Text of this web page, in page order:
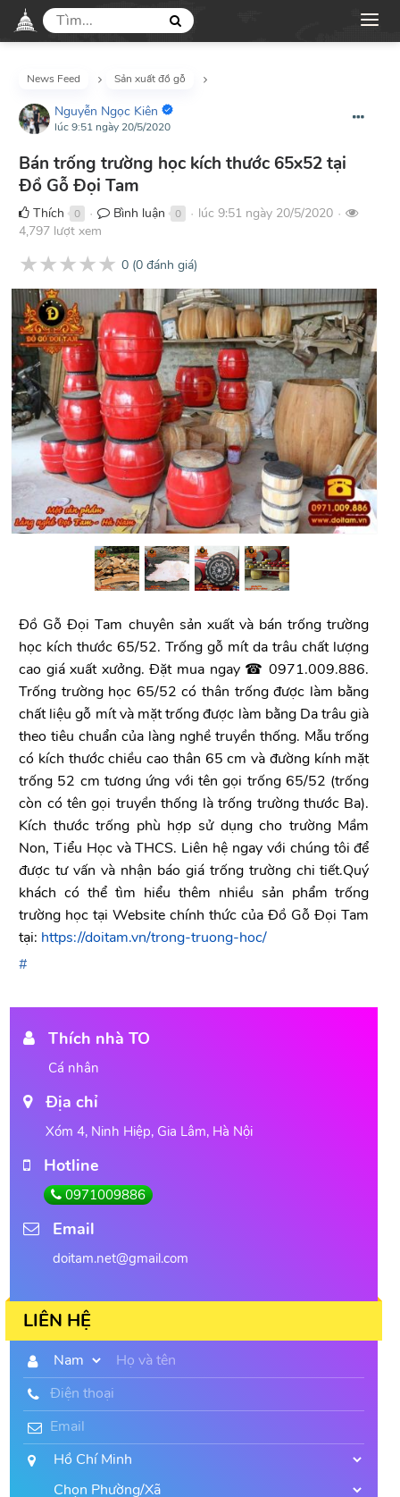
News Feed Sản xuất đồ gỗ
Nguyễn Ngọc Kiên
lúc 9:51 ngày 20/5/2020
Bán trống trường học kích thước 65x52 tại
Đồ Gỗ Đọi Tam
Thích 0 ● Bình luận 0 ● lúc 9:51 ngày 20/5/2020 ●
4,797 lượt xem
★★★★★ 0 (0 đánh giá)
Đồ Gỗ Đọi Tam chuyên sản xuất và bán trống trường
học kích thước 65/52. Trống gỗ mít da trâu chất lượng
cao giá xuất xưởng. Đặt mua ngay ☎ 0971.009.886.
Trống trường học 65/52 có thân trống được làm bằng
chất liệu gỗ mít và mặt trống được làm bằng Da trâu già
theo tiêu chuẩn của làng nghề truyền thống. Mẫu trống
có kích thước chiều cao thân 65 cm và đường kính mặt
trống 52 cm tương ứng với tên gọi trống 65/52 (trống
còn có tên gọi truyền thống là trống trường thước Ba).
Kích thước trống phù hợp sử dụng cho trường Mầm
Non, Tiểu Học và THCS. Liên hệ ngay với chúng tôi để
được tư vấn và nhận báo giá trống trường chi tiết.Quý
khách có thể tìm hiểu thêm nhiều sản phẩm trống
trường học tại Website chính thức của Đồ Gỗ Đọi Tam
tại: https://doitam.vn/trong-truong-hoc/
Thích nhà TO
Cá nhân
Địa chỉ
Xóm 4, Ninh Hiệp, Gia Lâm, Hà Nội
Hotline
0971009886
Email
doitam.net@gmail.com
LIÊN HỆ